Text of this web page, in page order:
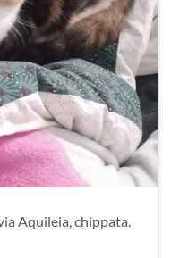
Aquileia, chippata.